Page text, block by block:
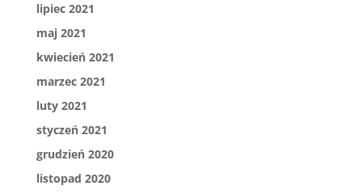
lipiec 2021
maj 2021
kwiecień 2021
marzec 2021
luty 2021
styczeń 2021
grudzień 2020
listopad 2020